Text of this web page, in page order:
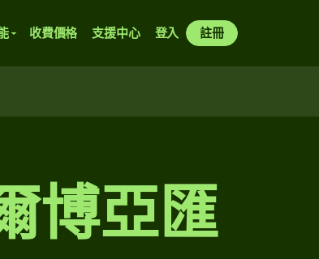
收費價格 支援中心 登入 註冊
博亞匯